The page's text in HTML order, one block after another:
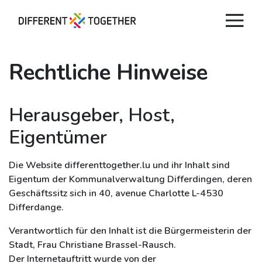
Videos
#differenttogether
Stadt Differdingen
Rechtliche Hinweise
Herausgeber, Host,
Eigentümer
Die Website differenttogether.lu und ihr Inhalt sind
Eigentum der Kommunalverwaltung Differdingen, deren
Geschäftssitz sich in 40, avenue Charlotte L-4530
Differdange.
Verantwortlich für den Inhalt ist die Bürgermeisterin der
Stadt, Frau Christiane Brassel-Rausch.
Der Internetauftritt wurde von der